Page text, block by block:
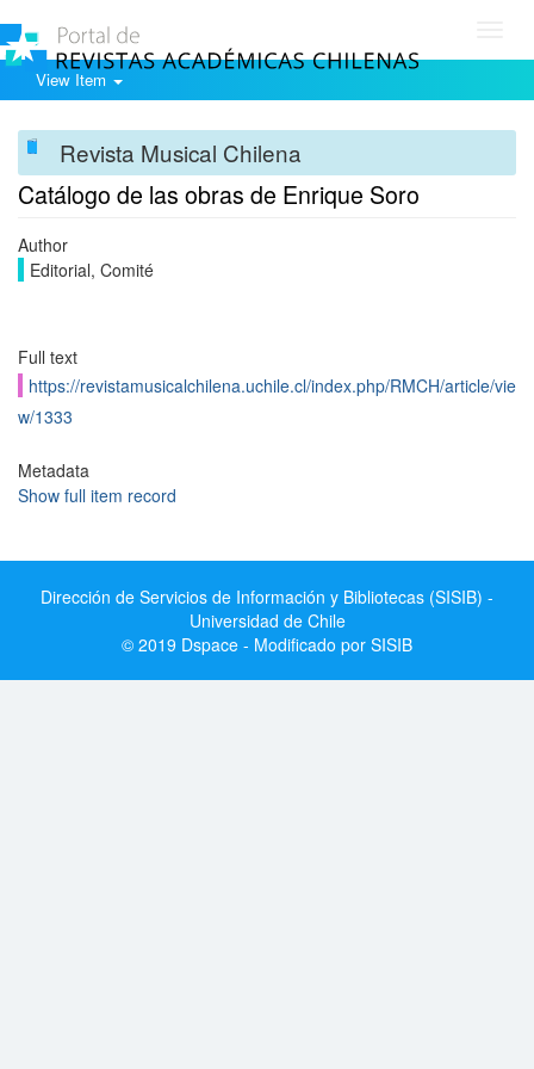
View Item
Revista Musical Chilena
Catálogo de las obras de Enrique Soro
Author
Editorial, Comité
Full text
https://revistamusicalchilena.uchile.cl/index.php/RMCH/article/vie
w/1333
Metadata
Show full item record
Dirección de Servicios de Información y Bibliotecas (SISIB) -
Universidad de Chile
© 2019 Dspace - Modificado por SISIB